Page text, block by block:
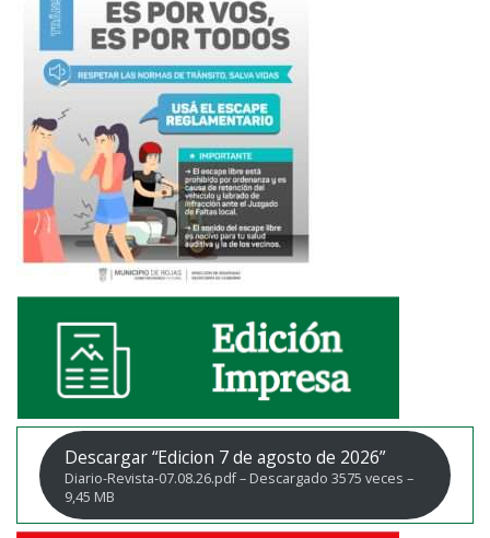
Descargar “Edicion 7 de agosto de 2026”
Diario-Revista-07.08.26.pdf – Descargado 3575 veces –
9,45 MB